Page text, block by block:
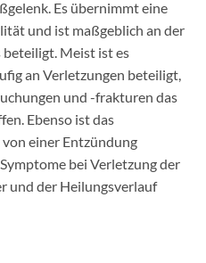
Es übernimmt eine
und ist maßgeblich an der
beteiligt. Meist ist es
an Verletzungen beteiligt,
und -frakturen das
Ebenso ist das
einer Entzündung
bei Verletzung der
und der Heilungsverlauf